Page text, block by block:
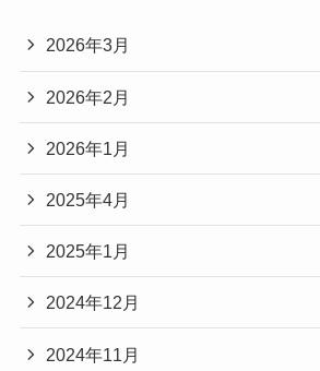
2026年3月
2026年2月
2026年1月
2025年4月
2025年1月
2024年12月
2024年11月